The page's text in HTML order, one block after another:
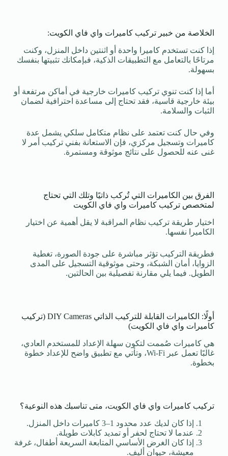
الخلاصة من خبير تركيب كاميرات واي فاي الكويت:
إذا كنت تستخدم كاميرا واحدة أو اثنتين داخل المنزل، وكنت
مرتاحًا بالتعامل مع التطبيقات الذكية، فبإمكانك تثبيتها بنفسك
بسهولة.
أما إذا كنت تنوي تركيب كاميرات خارجية في أماكن مرتفعة أو
بيئة خارجية قاسية، فقد تحتاج إلى مساعدة احترافية لضمان
الثبات والسلامة.
وفي حال كنت تعتمد على نظام متكامل سلكي يشمل عدة
كاميرات وتسجيل مركزي، فإن الاستعانة بفني تركيب أمر لا
غنى عنه للحصول على نتائج موثوقة ومستمرة.
الفرق بين الكاميرات التي تُركب ذاتيًا وتلك التي تحتاج
لمتخصص تركيب كاميرات واي فاي الكويت
اختيار طريقة تركيب نظام المراقبة لا يقل أهمية عن اختيار
الكاميرا نفسها.
فطريقة التركيب تؤثر مباشرة على جودة الصورة، تغطية
الزوايا، أمان الشبكة، وحتى موثوقية التسجيل على المدى
الطويل. فيما يلي مقارنة تفصيلية بين الحالتين.
أولًا: الكاميرات القابلة للتركيب الذاتي DIY Cameras (تركيب
كاميرات واي فاي الكويت)
هي كاميرات صُممت لتكون سهلة الإعداد للمستخدم العادي،
غالبًا تعمل عبر Wi-Fi، وتأتي مع تطبيق واضح للإعداد خطوة
بخطوة.
تركيب كاميرات واي فاي الكويت، متى تناسبك هذه النوعية؟
إذا كان لديك عدد محدود 1–3 كاميرات داخل المنزل.
عندما لا تحتاج لحفر أو تمديد كابلات طويلة.
إذا كان الغرض الأساسي المتابعة السريعة أطفال، غرفة
معيشة، حيوان أليف.